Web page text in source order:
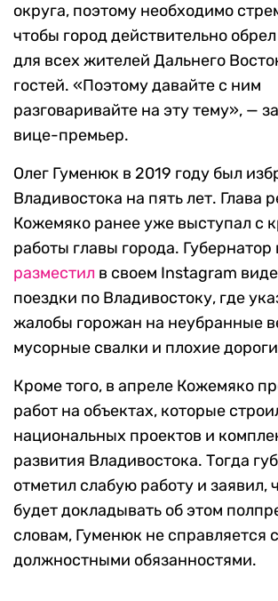
округа, поэтому необходимо
чтобы город действительно обрел
для всех жителей Дальнего
гостей. «Поэтому давайте с ним
разговаривайте на эту тему», —
вице-премьер.
Олег Гуменюк в 2019 году был
Владивостока на пять лет. Глава
Кожемяко ранее уже выступал с
работы главы города. Губернатор
разместил в своем Instagram
поездки по Владивостоку, где
жалобы горожан на неубранные
мусорные свалки и плохие
Кроме того, в апреле Кожемяко
работ на объектах, которые
национальных проектов и
развития Владивостока. Тогда
отметил слабую работу и заявил,
будет докладывать об этом
словам, Гуменюк не справляется
должностными обязанностями.